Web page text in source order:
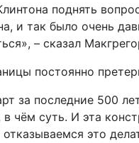
поднять
и так было очень
– сказал
постоянно
за последние 500
чём суть. И эта
это